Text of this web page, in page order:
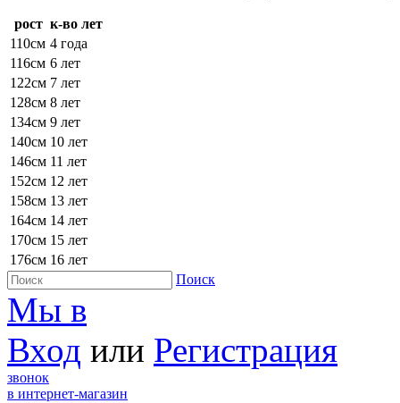
рост к-во лет
110см 4 года
116см 6 лет
122см 7 лет
128см 8 лет
134см 9 лет
140см 10 лет
146см 11 лет
152см 12 лет
158см 13 лет
164см 14 лет
170см 15 лет
176см 16 лет
Поиск
Мы в
Вход или Регистрация
звонок
в интернет-магазин